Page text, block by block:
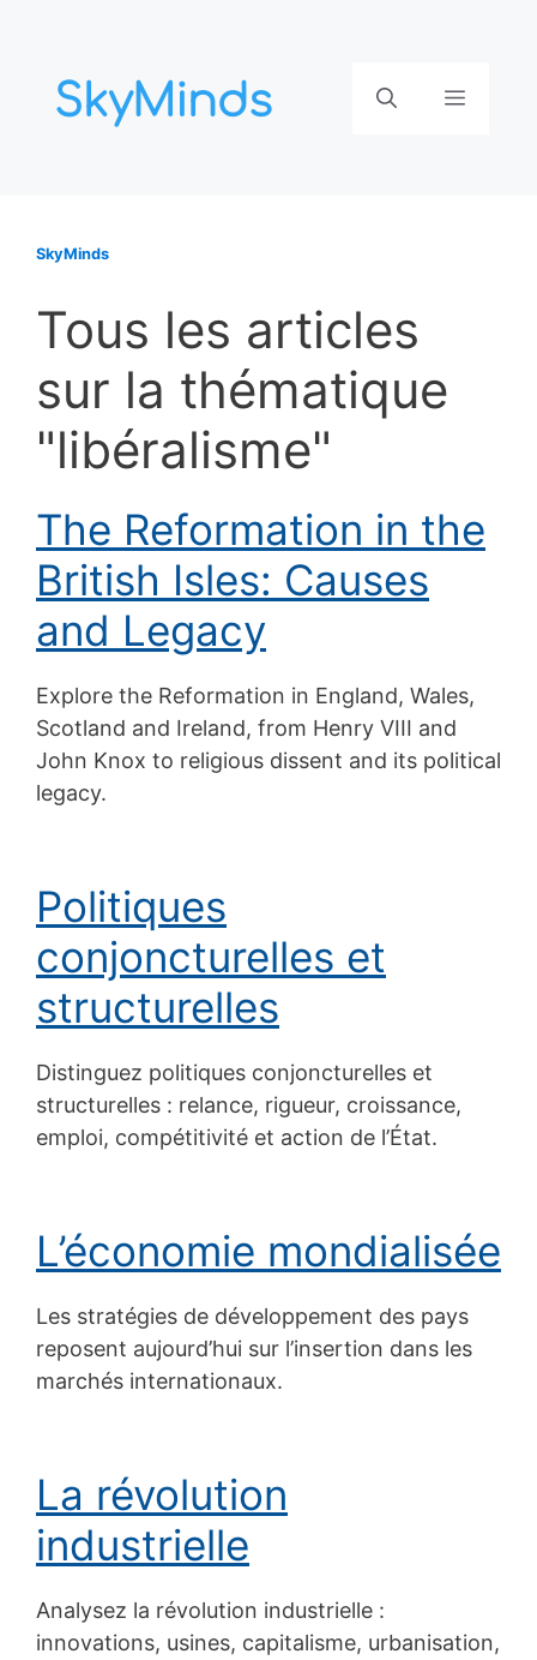
contenu
Menu
SkyMinds
Tous les articles
sur la thématique
"libéralisme"
The Reformation in the
British Isles: Causes
and Legacy
Explore the Reformation in England, Wales,
Scotland and Ireland, from Henry VIII and
John Knox to religious dissent and its political
legacy.
Politiques
conjoncturelles et
structurelles
Distinguez politiques conjoncturelles et
structurelles : relance, rigueur, croissance,
emploi, compétitivité et action de l’État.
L’économie mondialisée
Les stratégies de développement des pays
reposent aujourd’hui sur l’insertion dans les
marchés internationaux.
La révolution
industrielle
Analysez la révolution industrielle :
innovations, usines, capitalisme, urbanisation,